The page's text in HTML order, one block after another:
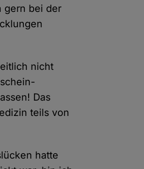
gern bei der
nicht
Das
teils von
hatte